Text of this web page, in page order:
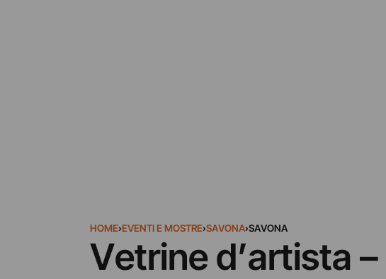
HOME›EVENTI E MOSTRE›SAVONA›SAVONA
Vetrine d’artista